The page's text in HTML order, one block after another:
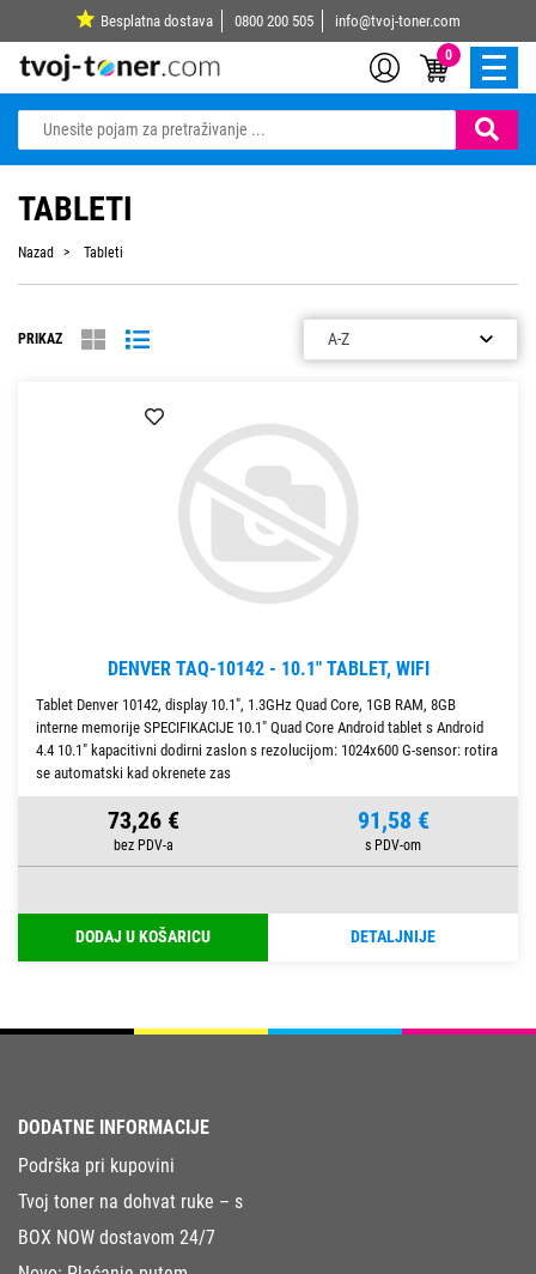
Besplatna dostava 0800 200 505 info@tvoj-toner.com
0
TABLETI
Nazad Tableti
PRIKAZ
DENVER TAQ-10142 - 10.1" TABLET, WIFI
Tablet Denver 10142, display 10.1", 1.3GHz Quad Core, 1GB RAM, 8GB
interne memorije SPECIFIKACIJE 10.1" Quad Core Android tablet s Android
4.4 10.1" kapacitivni dodirni zaslon s rezolucijom: 1024x600 G-sensor: rotira
se automatski kad okrenete zas
73,26 € 91,58 €
DODAJ U KOŠARICU DETALJNIJE
DODATNE INFORMACIJE
Podrška pri kupovini
Tvoj toner na dohvat ruke – s
BOX NOW dostavom 24/7